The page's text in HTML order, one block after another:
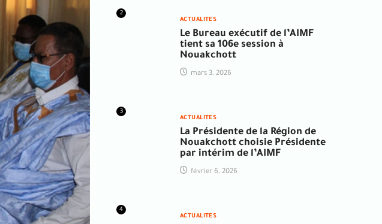
2
ACTUALITES
Le Bureau exécutif de l’AIMF
tient sa 106e session à
Nouakchott
mars 3, 2026
3
ACTUALITES
La Présidente de la Région de
Nouakchott choisie Présidente
par intérim de l’AIMF
février 6, 2026
4
ACTUALITES